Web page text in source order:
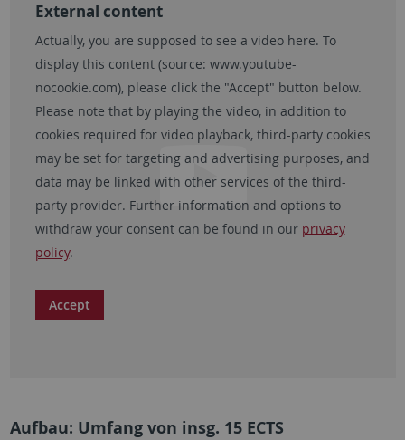
External content
Actually, you are supposed to see a video here. To
display this content (source: www.youtube-
nocookie.com), please click the "Accept" button below.
Please note that by playing the video, in addition to
cookies required for video playback, third-party cookies
may be set for targeting and advertising purposes, and
data may be linked with other services of the third-
party provider. Further information and options to
withdraw your consent can be found in our privacy
policy.
Accept
Aufbau: Umfang von insg. 15 ECTS